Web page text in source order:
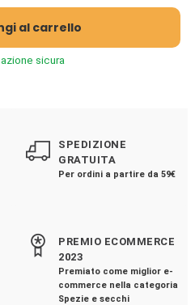
al carrello
sicura
SPEDIZIONE
GRATUITA
Per ordini a partire da 59€
PREMIO ECOMMERCE
2023
Premiato come miglior e-
commerce nella categoria
Spezie e secchi